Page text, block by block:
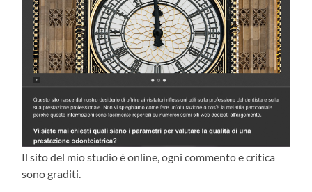
Il sito del mio studio è online, ogni commento e critica
sono graditi.